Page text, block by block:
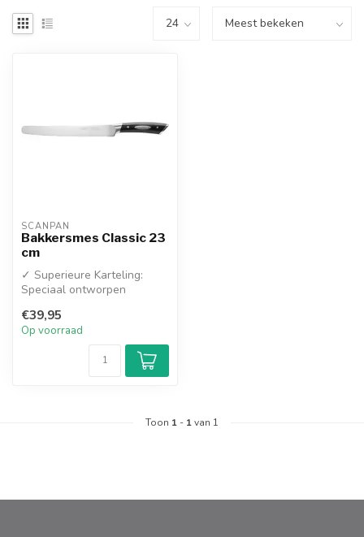
SCANPAN
Bakkersmes Classic 23
cm
✓ Superieure Karteling:
Speciaal ontworpen
door de har...
€39,95
Op voorraad
Toon 1 - 1van 1